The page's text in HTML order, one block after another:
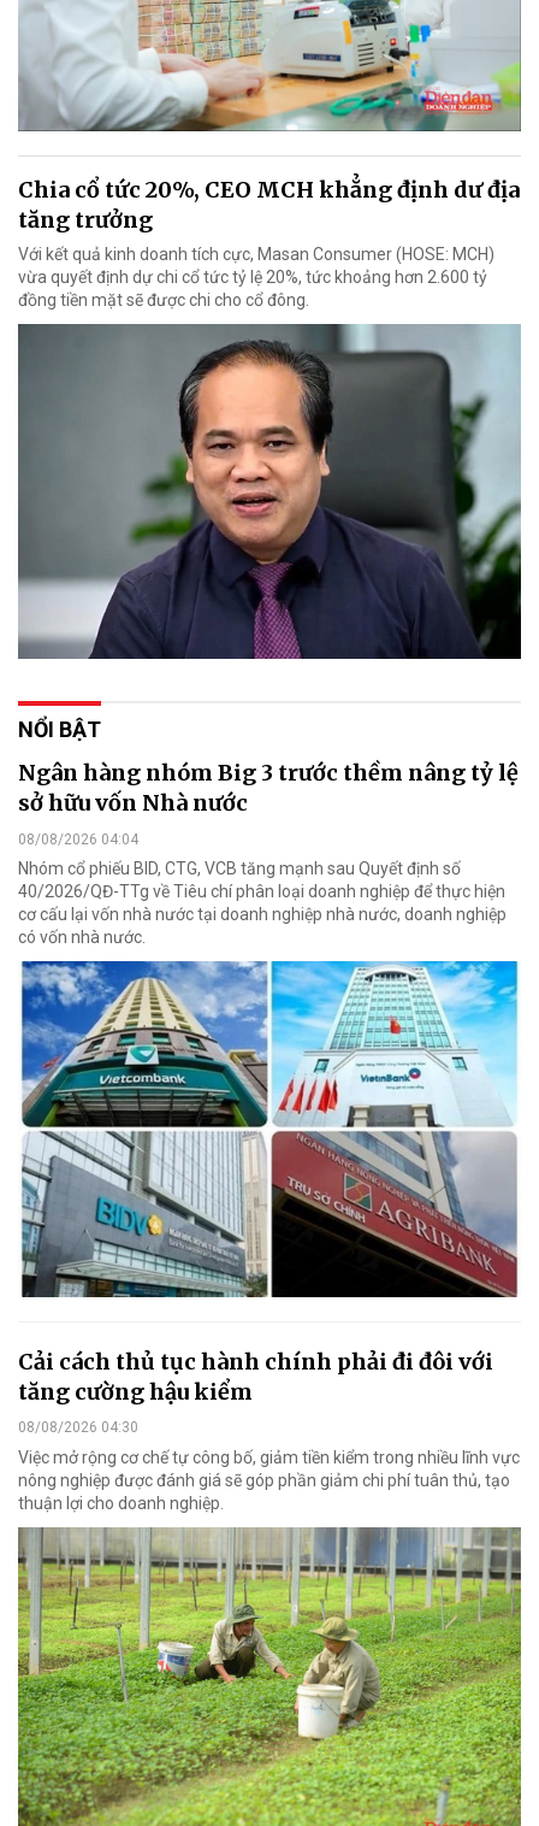
Chia cổ tức 20%, CEO MCH khẳng định dư địa
tăng trưởng
Với kết quả kinh doanh tích cực, Masan Consumer (HOSE: MCH)
vừa quyết định dự chi cổ tức tỷ lệ 20%, tức khoảng hơn 2.600 tỷ
đồng tiền mặt sẽ được chi cho cổ đông.
NỔI BẬT
Ngân hàng nhóm Big 3 trước thềm nâng tỷ lệ
sở hữu vốn Nhà nước
08/08/2026 04:04
Nhóm cổ phiếu BID, CTG, VCB tăng mạnh sau Quyết định số
40/2026/QĐ-TTg về Tiêu chí phân loại doanh nghiệp để thực hiện
cơ cấu lại vốn nhà nước tại doanh nghiệp nhà nước, doanh nghiệp
có vốn nhà nước.
Cải cách thủ tục hành chính phải đi đôi với
tăng cường hậu kiểm
08/08/2026 04:30
Việc mở rộng cơ chế tự công bố, giảm tiền kiểm trong nhiều lĩnh vực
nông nghiệp được đánh giá sẽ góp phần giảm chi phí tuân thủ, tạo
thuận lợi cho doanh nghiệp.